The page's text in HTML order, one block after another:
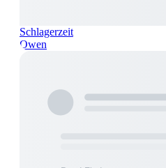
Schlagerzeit
Owen